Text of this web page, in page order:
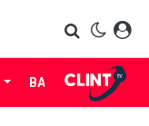
BABES LIFE